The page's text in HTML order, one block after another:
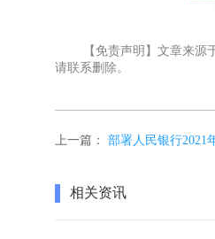
【免责声明】文章来
请联系删除。
上一篇： 部署人民银行2021
相关资讯